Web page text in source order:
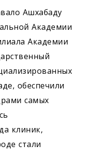
Ашхабаду
Академии
Академии
обеспечили
самых
клиник,
стали